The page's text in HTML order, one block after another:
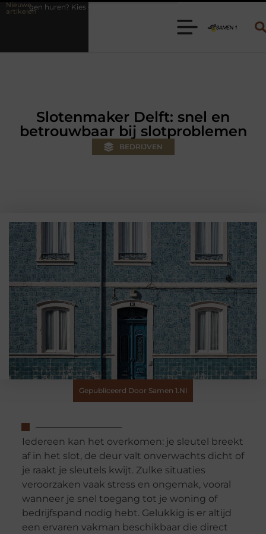
Nieuwe
artikelen
juiste aanhanger voor jouw klus
Slotenmaker Delft: snel en
betrouwbaar bij slotproblemen
BEDRIJVEN
Gepubliceerd Door Samen 1.nl
Iedereen kan het overkomen: je sleutel breekt
af in het slot, de deur valt onverwachts dicht of
je raakt je sleutels kwijt. Zulke situaties
veroorzaken vaak stress en ongemak, vooral
wanneer je snel toegang tot je woning of
bedrijfspand nodig hebt. Gelukkig is er altijd
een ervaren vakman beschikbaar die direct